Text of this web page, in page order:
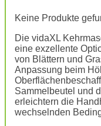
Keine Produkte
Die vidaXL
eine exzellente
von Blättern und
Anpassung beim
Sammelbeutel und
erleichtern die
wechselnden